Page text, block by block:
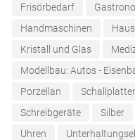
Frisörbedarf
Handmaschinen
Kristall und Glas
Modellbau: Autos -
Porzellan
Schreibgeräte
Silber
Uhren